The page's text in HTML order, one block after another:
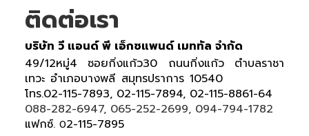
ติดต่อเรา
บริษัท วี แอนด์ พี เอ็กซแพนด์ เมททัล จำกัด
49/12หมู่4 ซอยกิ่งแก้ว30 ถนนกิ่งแก้ว ตำบลราชา
เทวะ อำเภอบางพลี สมุทรปราการ 10540
โทร.02-115-7893, 02-115-7894, 02-115-8861-64
088-282-6947, 065-252-2699, 094-794-1782
แฟกซ์. 02-115-7895